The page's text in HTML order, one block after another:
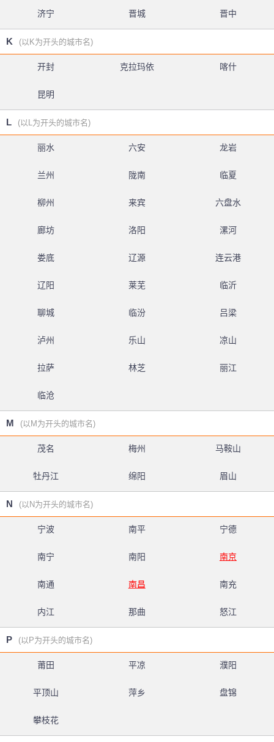
济宁 晋城 晋中
K (以K为开头的城市名)
开封 克拉玛依 喀什
昆明
L (以L为开头的城市名)
丽水 六安 龙岩
兰州 陇南 临夏
柳州 来宾 六盘水
廊坊 洛阳 漯河
娄底 辽源 连云港
辽阳 莱芜 临沂
聊城 临汾 吕梁
泸州 乐山 凉山
拉萨 林芝 丽江
临沧
M (以M为开头的城市名)
茂名 梅州 马鞍山
牡丹江 绵阳 眉山
N (以N为开头的城市名)
宁波 南平 宁德
南宁 南阳 南京
南通 南昌 南充
内江 那曲 怒江
P (以P为开头的城市名)
莆田 平凉 濮阳
平顶山 萍乡 盘锦
攀枝花